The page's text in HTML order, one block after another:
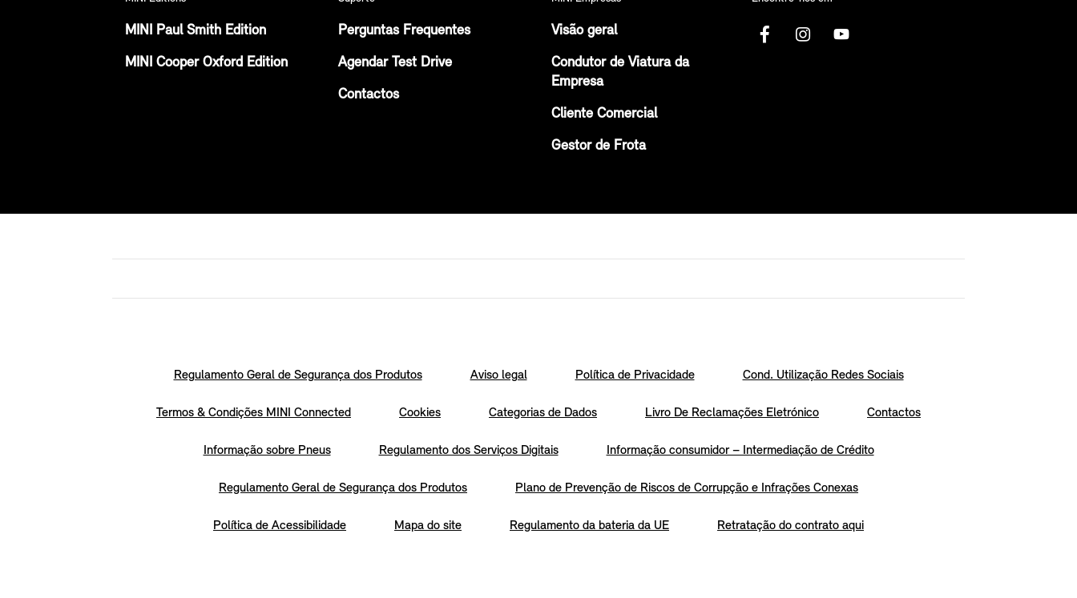
MINI Paul Smith Edition
MINI Cooper Oxford Edition
Perguntas Frequentes
Agendar Test Drive
Contactos
Visão geral
Condutor de Viatura da
Empresa
Cliente Comercial
Gestor de Frota
Regulamento Geral de Segurança dos Produtos Aviso legal Política de Privacidade Cond. Utilização Redes Sociais
Termos & Condições MINI Connected Cookies Categorias de Dados Livro De Reclamações Eletrónico Contactos
Informação sobre Pneus Regulamento dos Serviços Digitais Informação consumidor – Intermediação de Crédito
Regulamento Geral de Segurança dos Produtos Plano de Prevenção de Riscos de Corrupção e Infrações Conexas
Política de Acessibilidade Mapa do site Regulamento da bateria da UE Retratação do contrato aqui